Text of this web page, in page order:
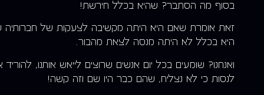
בסוף מה הסתבר? שהיא בכלל חירשת!
זאת אומרת שאם היא היתה מקשיבה לצעקות של חברותיה
היא בכלל לא היתה מנסה לצאת מהבור.
ואנחנו? שומעים בכל יום אנשים שרוצים לייאש אותנו, להוריד
לנסות כי לא נצליח, שהם כבר היו שם וזה קשה!